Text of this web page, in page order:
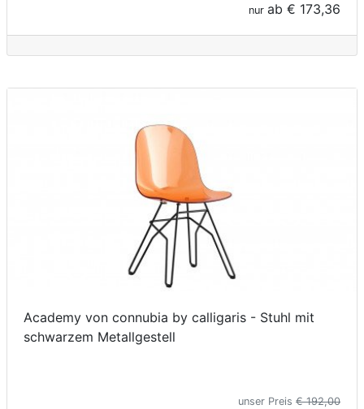
nur ab € 173,36
Academy von connubia by calligaris - Stuhl mit
schwarzem Metallgestell
unser Preis € 192,00